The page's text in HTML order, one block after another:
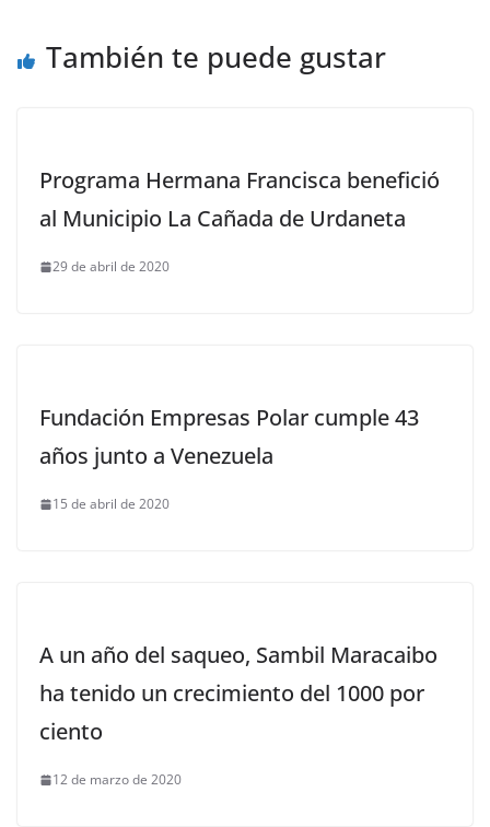
También te puede gustar
Programa Hermana Francisca benefició
al Municipio La Cañada de Urdaneta
29 de abril de 2020
Fundación Empresas Polar cumple 43
años junto a Venezuela
15 de abril de 2020
A un año del saqueo, Sambil Maracaibo
ha tenido un crecimiento del 1000 por
ciento
12 de marzo de 2020